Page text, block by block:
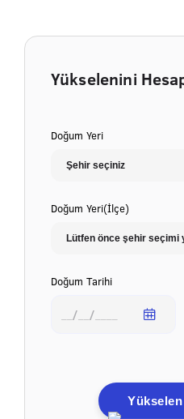
Yükselenini
Doğum Yeri
Doğum Yeri(İlçe)
Doğum Tarihi